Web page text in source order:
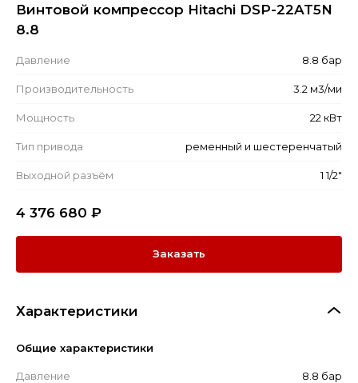
Винтовой компрессор Hitachi DSP-22AT5N
8.8
Давление 8.8 бар
Производительность 3.2 м3/ми
Мощность 22 кВт
Тип привода ременный и шестеренчатый
Выходной разъём 1 1/2"
4 376 680 ₽
Заказать
Характеристики
Общие характеристики
Давление 8.8 бар